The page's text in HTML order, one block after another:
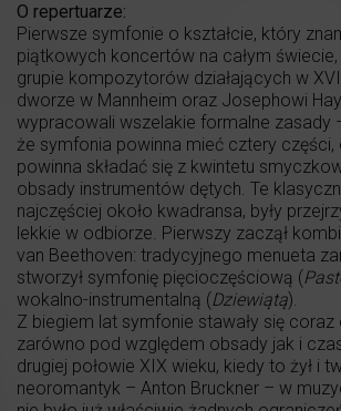
O repertuarze:
Pierwsze symfonie o kształcie, który
piątkowych koncertów na całym
grupie kompozytorów działających w
dworze w Mannheim oraz Josephowi
wypracowali wszelakie formalne zasady
że symfonia powinna mieć cztery części,
powinna składać się z kwintetu
obsady instrumentów dętych. Te
najczęściej około kwadransa, były
lekkie w odbiorze. Pierwszy zaczął
van Beethoven: tradycyjnego menueta
stworzył symfonię pięcioczęściową (
wokalno-instrumentalną (Dziewiątą).
Z biegiem lat symfonie stawały się
zarówno pod względem obsady jak i
drugiej połowie XIX wieku, kiedy to żył i
neoromantyk – Anton Bruckner – w